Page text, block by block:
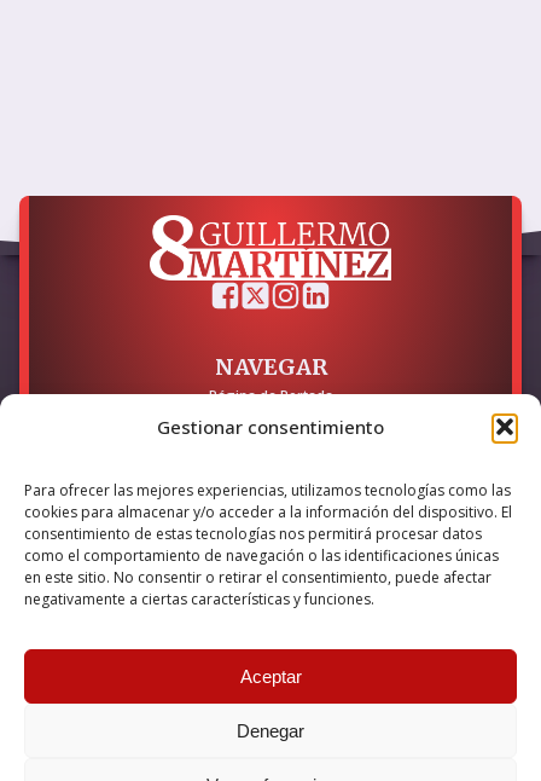
Gestionar consentimiento
Para ofrecer las mejores experiencias, utilizamos tecnologías como las
cookies para almacenar y/o acceder a la información del dispositivo. El
consentimiento de estas tecnologías nos permitirá procesar datos
como el comportamiento de navegación o las identificaciones únicas
en este sitio. No consentir o retirar el consentimiento, puede afectar
negativamente a ciertas características y funciones.
Aceptar
Denegar
NAVEGAR
Página de Portada
LEGAL
Política de Privacidad
Política de Cookies
Accesibilidad
Esta empresa ha sido beneficiaria del bono Kit Digital y lo ha
internet, financiado por la Unión Europea – NextGeneration EU
© 2026 Guillermo Martínez | Todos los derechos reservados |